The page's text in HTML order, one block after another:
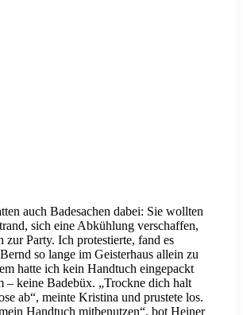
auch Badesachen dabei: Sie wollten
sich eine Abkühlung verschaffen,
zur Party. Ich protestierte, fand es
so lange im Geisterhaus allein zu
hatte ich kein Handtuch eingepackt
– keine Badebüx. „Trockne dich halt
ab“, meinte Kristina und prustete los.
Handtuch mitbenutzen“, bot Heiner